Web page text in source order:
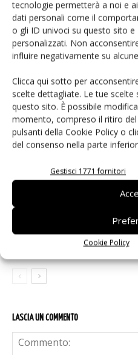
tecnologie permetterà a noi e
dati personali come il
o gli ID univoci su questo sito
personalizzati. Non
influire negativamente su
Clicca qui sotto per
scelte dettagliate. Le tue
questo sito. È possibile
momento, compreso il ritiro
pulsanti della Cookie Policy o
del consenso nella parte
Gestisci 1771 fornitori
Cookie Policy
Facebook
Renesas
MRDIMM
industriale
Microchip:
MPLAB XC
Learning
LASCIA UN COMMENTO